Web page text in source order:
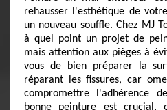
rehausser l'esthétique de
un nouveau souffle. Chez MJ
à quel point un projet de
mais attention aux pièges à
vous de bien préparer la
réparant les fissures, car
compromettre l'adhérence
bonne peinture est crucial,